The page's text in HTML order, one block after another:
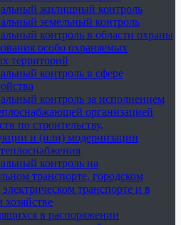
жилищный контроль
земельный контроль
контроль в области охраны
особо охраняемых
территорий
контроль в сфере
контроль за исполнением
организацией
по строительству,
и (или) модернизации
контроль на
транспорте, городском
транспорте и в
в распоряжении